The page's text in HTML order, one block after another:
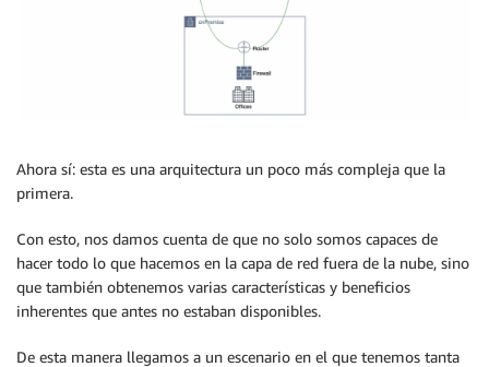
Ahora sí: esta es una arquitectura un poco más compleja que la
primera.
Con esto, nos damos cuenta de que no solo somos capaces de
hacer todo lo que hacemos en la capa de red fuera de la nube, sino
que también obtenemos varias características y beneficios
inherentes que antes no estaban disponibles.
De esta manera llegamos a un escenario en el que tenemos tanta